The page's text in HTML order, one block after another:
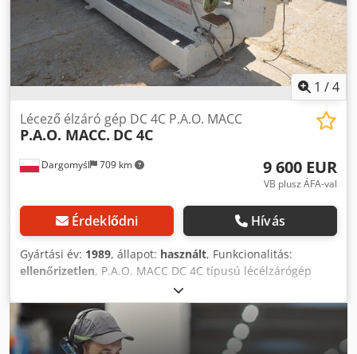
1 /4
Dargomyśl 709 km
Lécező élzáró gép DC 4C P.A.O. MACC
P.A.O. MACC. DC 4C
9 600 EUR
VB plusz ÁFA-val
Érdeklődni Hívás
Gyártási év: 1989, állapot: használt, Funkcionalitás:
ellenőrizetlen, P.A.O. MACC DC 4C típusú lécélzárógép